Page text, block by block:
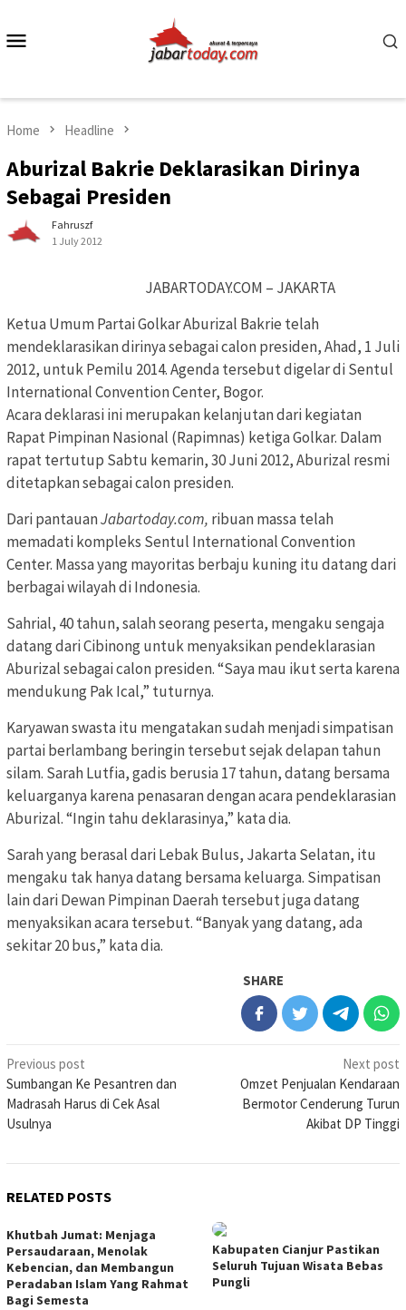
content
Home Headline
Aburizal Bakrie Deklarasikan Dirinya
Sebagai Presiden
Fahruszf
1 July 2012
JABARTODAY.COM – JAKARTA
Ketua Umum Partai Golkar Aburizal Bakrie telah
mendeklarasikan dirinya sebagai calon presiden, Ahad, 1 Juli
2012, untuk Pemilu 2014. Agenda tersebut digelar di Sentul
International Convention Center, Bogor.
Acara deklarasi ini merupakan kelanjutan dari kegiatan
Rapat Pimpinan Nasional (Rapimnas) ketiga Golkar. Dalam
rapat tertutup Sabtu kemarin, 30 Juni 2012, Aburizal resmi
ditetapkan sebagai calon presiden.
Dari pantauanJabartoday.com, ribuan massa telah
memadati kompleks Sentul International Convention
Center. Massa yang mayoritas berbaju kuning itu datang dari
berbagai wilayah di Indonesia.
Sahrial, 40 tahun, salah seorang peserta, mengaku sengaja
datang dari Cibinong untuk menyaksikan pendeklarasian
Aburizal sebagai calon presiden. “Saya mau ikut serta karena
mendukung Pak Ical,” tuturnya.
Karyawan swasta itu mengatakan sudah menjadi simpatisan
partai berlambang beringin tersebut sejak delapan tahun
silam. Sarah Lutfia, gadis berusia 17 tahun, datang bersama
keluarganya karena penasaran dengan acara pendeklarasian
Aburizal. “Ingin tahu deklarasinya,” kata dia.
Sarah yang berasal dari Lebak Bulus, Jakarta Selatan, itu
mengaku tak hanya datang bersama keluarga. Simpatisan
lain dari Dewan Pimpinan Daerah tersebut juga datang
menyaksikan acara tersebut. “Banyak yang datang, ada
sekitar 20 bus,” kata dia.
SHARE
Post
navigation
Previous post
Sumbangan Ke Pesantren dan
Madrasah Harus di Cek Asal
Usulnya
Next post
Omzet Penjualan Kendaraan
Bermotor Cenderung Turun
Akibat DP Tinggi
RELATED POSTS
Khutbah Jumat: Menjaga
Persaudaraan, Menolak
Kebencian, dan Membangun
Peradaban Islam Yang Rahmat
Bagi Semesta
Kabupaten Cianjur Pastikan
Seluruh Tujuan Wisata Bebas
Pungli